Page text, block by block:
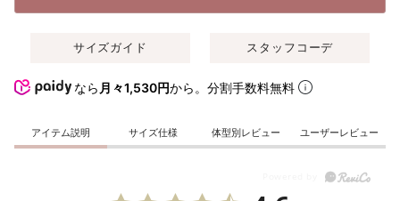
サイズガイド スタッフコーデ
なら 月々1,530円から。分割手数料無料
アイテム説明 サイズ仕様 体型別レビュー ユーザーレビュー